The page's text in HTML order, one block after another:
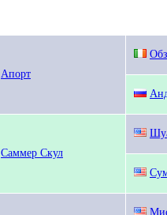
Апорт
Саммер Скул